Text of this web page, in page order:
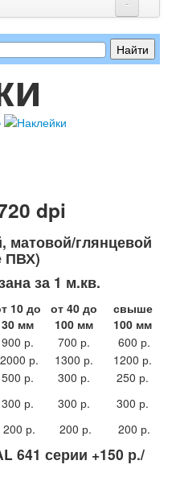
Главная
Цены
О нас
dpi
матовой/глянцевой
ПВХ)
за 1 м.кв.
10 до
30 мм
от 40 до
100 мм
свыше
100 мм
900 р. 700 р.
600 р.
2000 р. 1300 р.
1200 р.
500 р. 300 р.
250 р.
300 р. 300 р.
300 р.
200 р. 200 р. 200 р.
641 серии +150 р./